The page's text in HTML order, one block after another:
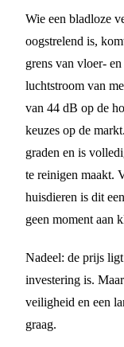
Wie een bladloze
oogstrelend is,
grens van vloer-
luchtstroom van
van 44 dB op de
keuzes op de
graden en is
te reinigen maakt.
huisdieren is dit
geen moment aan
Nadeel: de prijs
investering is.
veiligheid en een
graag.